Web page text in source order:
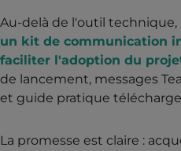
Au-delà de l'outil
un kit de communication
faciliter l'adoption du
de lancement, messages
et guide pratique
La promesse est claire :